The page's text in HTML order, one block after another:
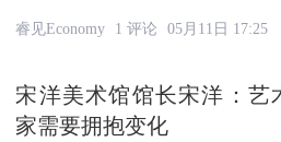
睿见Economy 1 评论 05月11日 17:25
宋洋美术馆馆长宋洋：艺
家需要拥抱变化